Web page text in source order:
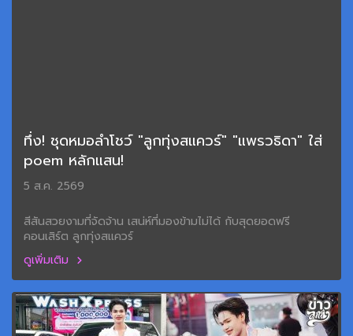
ทึ่ง! ชุดหมอลำโชว์ "ลูกทุ่งสแควร์" "แพรวธิดา" ใส่
poem หลักแสน!
5 ส.ค. 2569
สีสันสวยงามที่จัดจ้าน เสน่ห์ที่มองข้ามไม่ได้ กับสุดยอดฟรี
คอนเสิร์ต ลูกทุ่งสแควร์
ดูเพิ่มเติม